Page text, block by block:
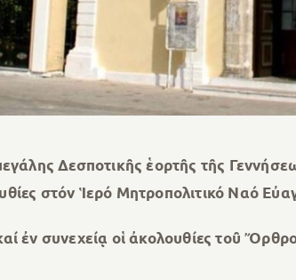
Δεσποτικῆς ἑορτῆς τῆς
στόν Ἱερό Μητροπολιτικό Ναό
ἐν συνεχείᾳ οἱ ἀκολουθίες τοῦ